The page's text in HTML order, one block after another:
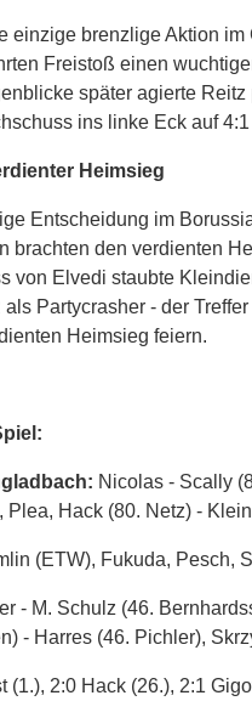
einzige brenzlige Aktion
Freistoß einen
später agierte
ins linke Eck auf
Heimsieg
Entscheidung im
brachten den verdienten
von Elvedi staubte
Partycrasher - der
Heimsieg feiern.
Nicolas - Scally
Plea, Hack (80. Netz) -
(ETW), Fukuda, Pesch,
- M. Schulz (46.
- Harres (46. Pichler),
(1.), 2:0 Hack (26.), 2:1